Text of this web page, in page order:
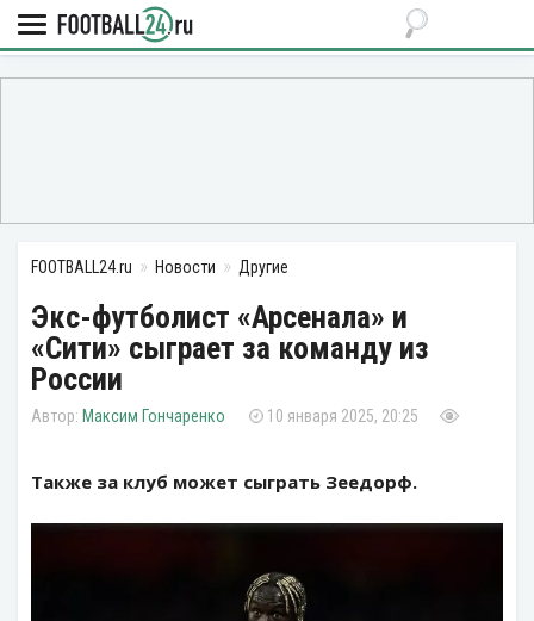
FOOTBALL24.ru Новости Другие
Экс-футболист «Арсенала» и
«Сити» сыграет за команду из
России
Максим Гончаренко 10 января 2025, 20:25
Также за клуб может сыграть Зеедорф.